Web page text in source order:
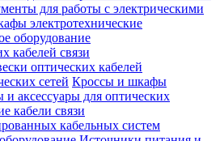
для работы с электрическими
электротехнические
оборудование
кабелей связи
оптических кабелей
сетей Кроссы и шкафы
аксессуары для оптических
кабели связи
кабельных систем